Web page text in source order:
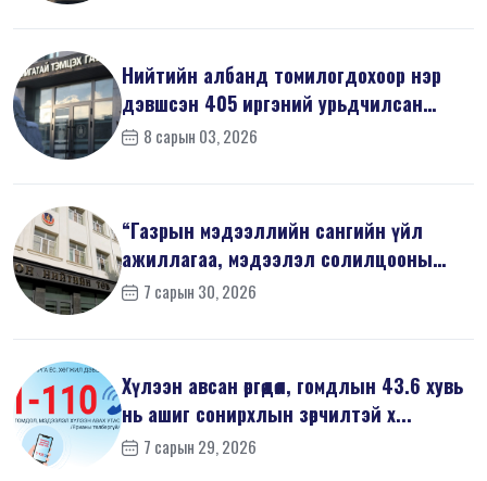
Нийтийн албанд томилогдохоор нэр
дэвшсэн 405 иргэний урьдчилсан
мэдүүл...
8 сарын 03, 2026
“Газрын мэдээллийн сангийн үйл
ажиллагаа, мэдээлэл солилцооны
журам”-...
7 сарын 30, 2026
Хүлээн авсан өргөдөл, гомдлын 43.6 хувь
нь ашиг сонирхлын зөрчилтэй х...
7 сарын 29, 2026